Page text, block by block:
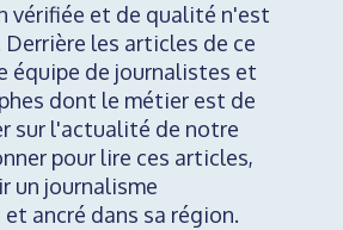
vérifiée et de qualité n'est
les articles de ce
équipe de journalistes et
dont le métier est de
sur l'actualité de notre
pour lire ces articles,
un journalisme
ancré dans sa région.